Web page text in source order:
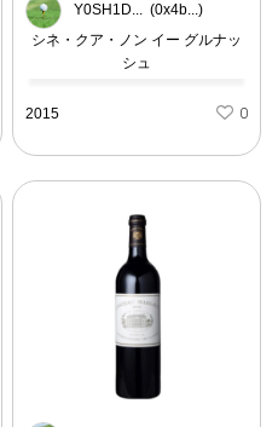
Y0SH1D... (0x4b...)
シネ・クア・ノン イー グルナッ
シュ
2015 0